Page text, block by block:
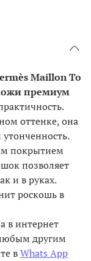
Maillon To
премиум
оттенке, она
покрытием
позволяет
и в руках.
роскошь в
в интернет
другим
вWhats App